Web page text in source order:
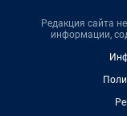
Редакция сайта
информации,